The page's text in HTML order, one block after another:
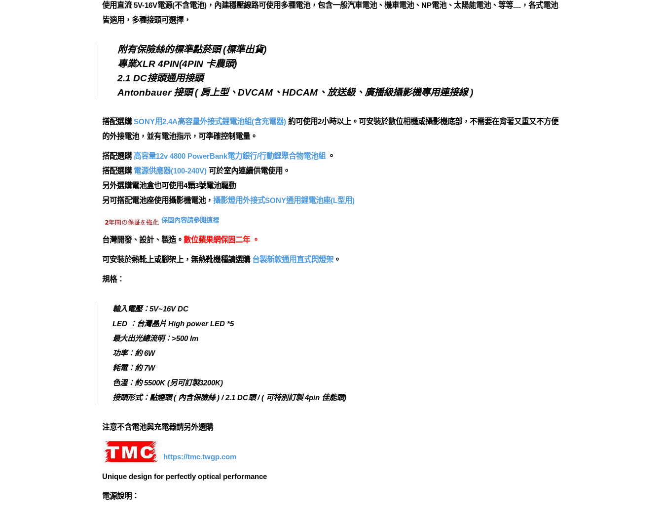
使用直流 5V-16V電源(不含電池)，內建穩壓線路可使用多種電池，包含一般汽車電池、機車電池、NP電池、太陽能電池、等等....，各式電池
皆適用，多種接頭可選擇，
附有保險絲的標準點菸頭 (標準出貨)
專業XLR 4PIN(4PIN 卡農頭)
2.1 DC接頭通用接頭
Antonbauer 接頭 ( 肩上型、DVCAM、HDCAM、放送級、廣播級攝影機專用連接線 )
搭配選購SONY用2.4A高容量外接式鋰電池組(含充電器) 約可使用2小時以上。可安裝於數位相機或攝影機底部，不需要在背著又重又不方便
的外接電池，並有電池指示，可準確控制電量。
搭配選購 高容量12v 4800 PowerBank電力銀行/行動鋰聚合物電池組
。
搭配選購 電源供應器(100-240V) 可於室內連續供電使用。
另外選購電池盒也可使用4顆3號電池驅動
另可搭配電池座使用攝影機電池， 攝影燈用外接式SONY通用鋰電池座(L型用)
保固內容請參閱這裡
台灣開發、設計、製造。 數位蘋果網保固二年 。
可安裝於熱靴上或腳架上，無熱靴機種請選購 台製新款通用直式閃燈架 。
規格：
輸入電壓：5V~16V DC
LED ：台灣晶片 High power LED *5
最大出光總流明：>500 lm
功率：約 6W
耗電：約 7W
色溫：約 5500K (另可訂製3200K)
接頭形式：點煙頭 ( 內含保險絲 ) / 2.1 DC頭 / ( 可特別訂製 4pin 佳能頭)
注意不含電池與充電器請另外選購
https://tmc.twgp.com
Unique design for perfectly optical performance
電源說明：